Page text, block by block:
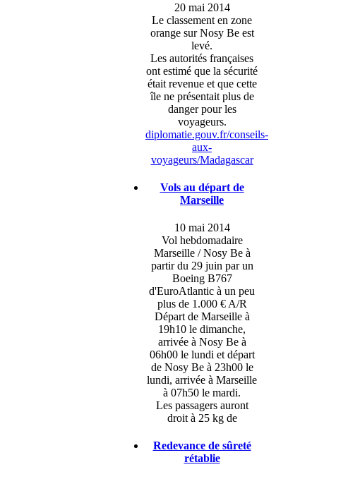
20 mai 2014
Le classement en zone
orange sur Nosy Be est
levé.
Les autorités françaises
ont estimé que la sécurité
était revenue et que cette
île ne présentait plus de
danger pour les
voyageurs.
diplomatie.gouv.fr/conseils-
aux-
voyageurs/Madagascar
Vols au départ de
Marseille
10 mai 2014
Vol hebdomadaire
Marseille / Nosy Be à
partir du 29 juin par un
Boeing B767
d'EuroAtlantic à un peu
plus de 1.000 € A/R
Départ de Marseille à
19h10 le dimanche,
arrivée à Nosy Be à
06h00 le lundi et départ
de Nosy Be à 23h00 le
lundi, arrivée à Marseille
à 07h50 le mardi.
Les passagers auront
droit à 25 kg de
Redevance de sûreté
rétablie